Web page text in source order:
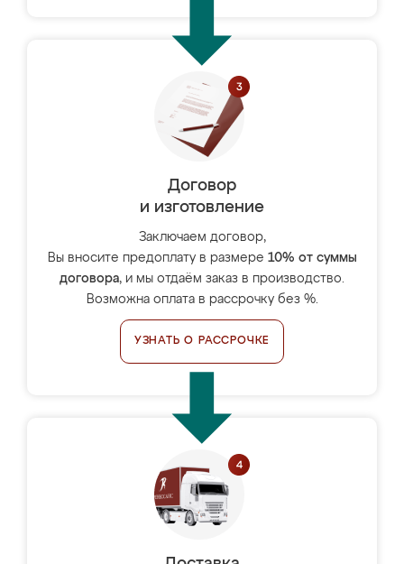
Договор
и изготовление
Заключаем договор,
Вы вносите предоплату в размере 10% от суммы
договора, и мы отдаём заказ в производство.
Возможна оплата в рассрочку без %.
УЗНАТЬ О РАССРОЧКЕ